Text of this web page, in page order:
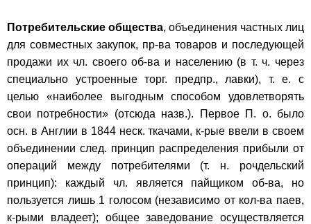
Потребительские общества, объединения частных лиц
для совместных закупок, пр-ва товаров и последующей
продажи их чл. своего об-ва и населению (в т. ч. через
специально устроенные торг. предпр., лавки), т. е. с
целью «наиболее выгодным способом удовлетворять
свои потребности» (отсюда назв.). Первое П. о. было
осн. в Англии в 1844 неск. ткачами, к-рые ввели в своем
объединении след. принцип распределения прибыли от
операций между потребителями (т. н. рочдельский
принцип): каждый чл. является пайщиком об-ва, но
пользуется лишь 1 голосом (независимо от кол-ва паев,
к-рыми владеет); общее заведование осуществляется